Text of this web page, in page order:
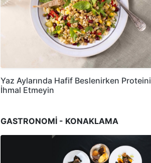
Yaz Aylarında Hafif Beslenirken Proteini
İhmal Etmeyin
GASTRONOMİ - KONAKLAMA